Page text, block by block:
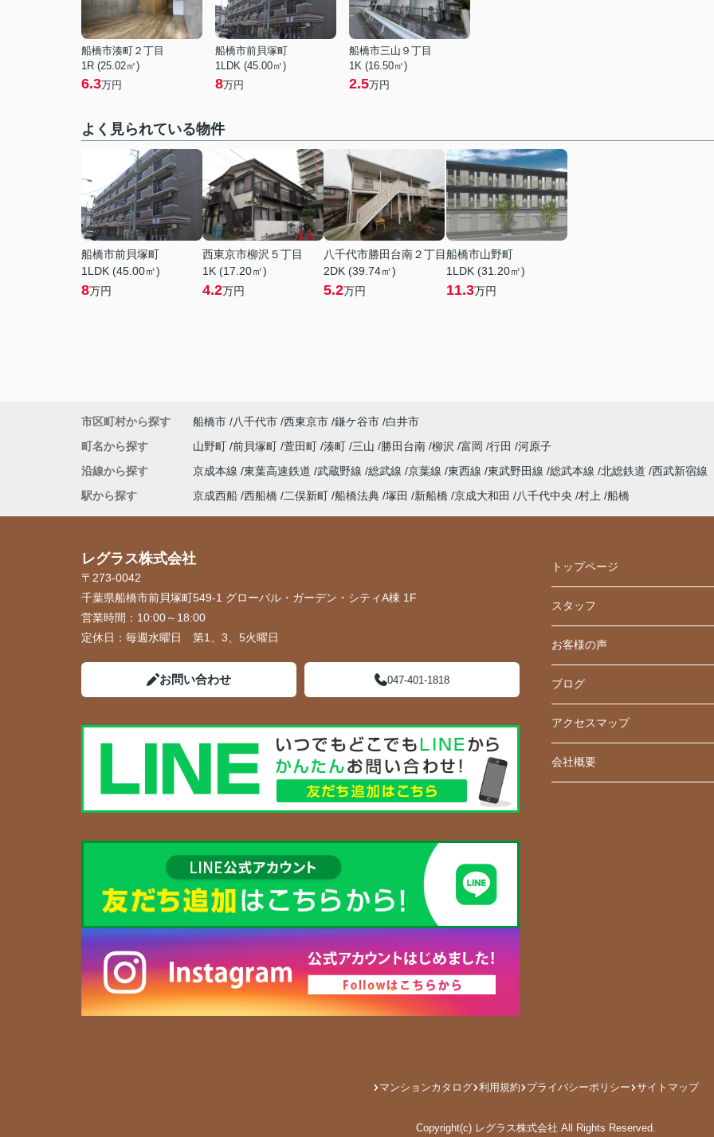
船橋市湊町２丁目
1R (25.02㎡)
6.3万円
船橋市前貝塚町
1LDK (45.00㎡)
8万円
船橋市三山９丁目
1K (16.50㎡)
2.5万円
よく見られている物件
船橋市前貝塚町
1LDK (45.00㎡)
8万円
西東京市柳沢５丁目
1K (17.20㎡)
4.2万円
八千代市勝田台南２丁目
2DK (39.74㎡)
5.2万円
船橋市山野町
1LDK (31.20㎡)
11.3万円
市区町村から探す 船橋市 八千代市 西東京市 鎌ケ谷市 白井市
町名から探す
山野町 前貝塚町 萱田町 湊町 三山 勝田台南 柳沢 富岡 行田
河原子
沿線から探す
京成本線 東葉高速鉄道 武蔵野線 総武線 京葉線 東西線 東武野田線 総武本線 北総鉄道 西武新宿線
駅から探す
京成西船 西船橋 二俣新町 船橋法典 塚田 新船橋 京成大和田 八千代中央 村上 船橋
レグラス株式会社
〒273-0042
千葉県船橋市前貝塚町549-1 グローバル・ガーデン・シティA棟 1F
営業時間： 10:00～18:00
定休日： 毎週水曜日 第1、3、5火曜日
お問い合わせ 047-401-1818
トップページ
スタッフ
お客様の声
ブログ
アクセスマップ
会社概要
マンションカタログ 利用規約 プライバシーポリシー サイトマップ
Copyright(c) レグラス株式会社 All Rights Reserved.